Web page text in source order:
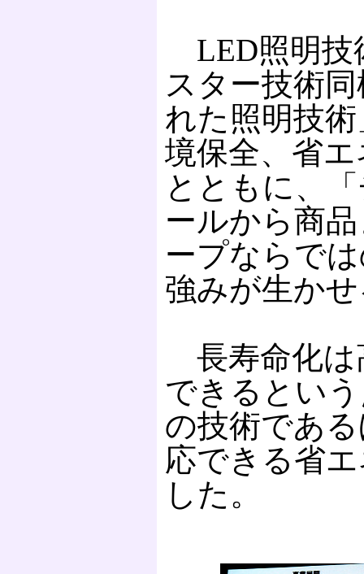
LED照明技
スター技術
れた照明技
境保全、省
とともに、
ールから商
ープならで
強みが生か
長寿命化は
できるとい
の技術であ
応できる省
した。